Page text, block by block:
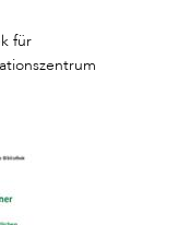
für